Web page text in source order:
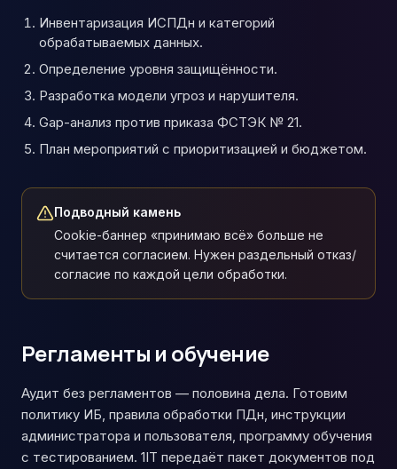
Инвентаризация ИСПДн и категорий
обрабатываемых данных.
Определение уровня защищённости.
Разработка модели угроз и нарушителя.
Gap-анализ против приказа ФСТЭК № 21.
План мероприятий с приоритизацией и бюджетом.
Подводный камень
Cookie-баннер «принимаю всё» больше не
считается согласием. Нужен раздельный отказ/
согласие по каждой цели обработки.
Регламенты и обучение
Аудит без регламентов — половина дела. Готовим
политику ИБ, правила обработки ПДн, инструкции
администратора и пользователя, программу обучения
с тестированием. 1IT передаёт пакет документов под